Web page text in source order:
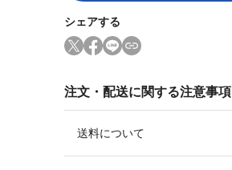
シェアする
注文・配送に関する注意事項
送料について